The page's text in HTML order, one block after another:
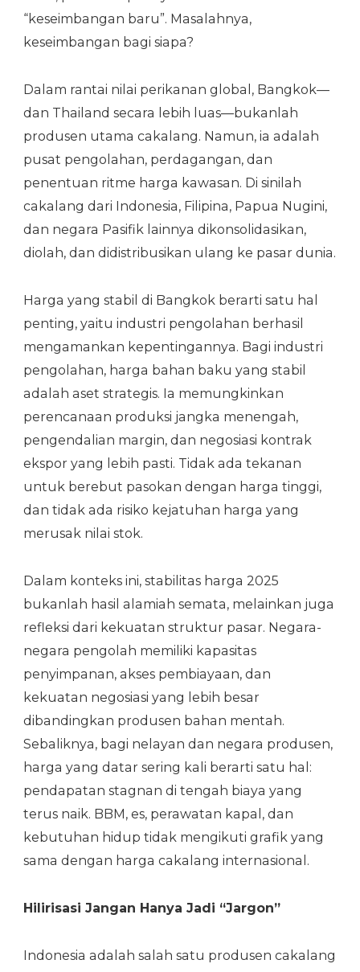
“keseimbangan baru”. Masalahnya,
keseimbangan bagi siapa?
Dalam rantai nilai perikanan global, Bangkok—
dan Thailand secara lebih luas—bukanlah
produsen utama cakalang. Namun, ia adalah
pusat pengolahan, perdagangan, dan
penentuan ritme harga kawasan. Di sinilah
cakalang dari Indonesia, Filipina, Papua Nugini,
dan negara Pasifik lainnya dikonsolidasikan,
diolah, dan didistribusikan ulang ke pasar dunia.
Harga yang stabil di Bangkok berarti satu hal
penting, yaitu industri pengolahan berhasil
mengamankan kepentingannya. Bagi industri
pengolahan, harga bahan baku yang stabil
adalah aset strategis. Ia memungkinkan
perencanaan produksi jangka menengah,
pengendalian margin, dan negosiasi kontrak
ekspor yang lebih pasti. Tidak ada tekanan
untuk berebut pasokan dengan harga tinggi,
dan tidak ada risiko kejatuhan harga yang
merusak nilai stok.
Dalam konteks ini, stabilitas harga 2025
bukanlah hasil alamiah semata, melainkan juga
refleksi dari kekuatan struktur pasar. Negara-
negara pengolah memiliki kapasitas
penyimpanan, akses pembiayaan, dan
kekuatan negosiasi yang lebih besar
dibandingkan produsen bahan mentah.
Sebaliknya, bagi nelayan dan negara produsen,
harga yang datar sering kali berarti satu hal:
pendapatan stagnan di tengah biaya yang
terus naik. BBM, es, perawatan kapal, dan
kebutuhan hidup tidak mengikuti grafik yang
sama dengan harga cakalang internasional.
Hilirisasi Jangan Hanya Jadi “Jargon”
Indonesia adalah salah satu produsen cakalang